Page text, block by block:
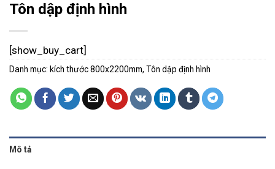
Tôn dập định hình
[show_buy_cart]
Danh mục: kích thước 800x2200mm, Tôn dập định hình
Mô tả